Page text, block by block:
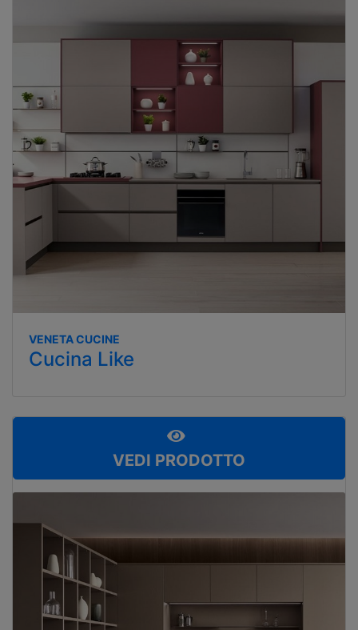
VENETA CUCINE
Cucina Like
VEDI PRODOTTO